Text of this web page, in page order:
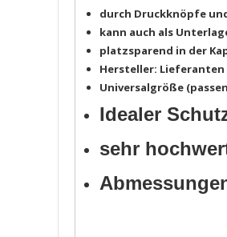
durch Druckknöpfe
kann auch als
platzsparend in der
Hersteller: Lieferanten
Universalgröße
Idealer
sehr